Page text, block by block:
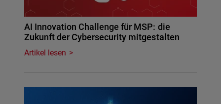
AI Innovation Challenge für MSP: die
Zukunft der Cybersecurity mitgestalten
Artikel lesen